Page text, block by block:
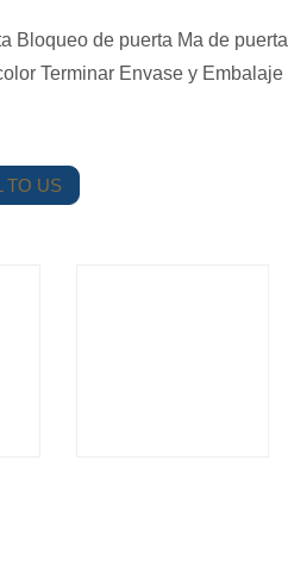
Bloqueo de puerta Ma de puerta
Terminar Envase y Embalaje
TO US